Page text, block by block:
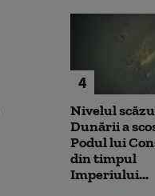
4
Nivelul
Dunării a
Podul lui
din timpul
Imperiului...